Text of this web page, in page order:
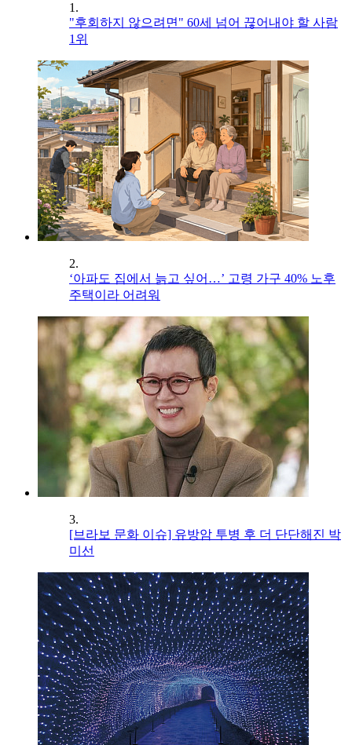
1.
"후회하지 않으려면" 60세 넘어 끊어내야 할 사람
1위
2.
‘아파도 집에서 늙고 싶어…’ 고령 가구 40% 노후
주택이라 어려워
3.
[브라보 문화 이슈] 유방암 투병 후 더 단단해진 박
미선